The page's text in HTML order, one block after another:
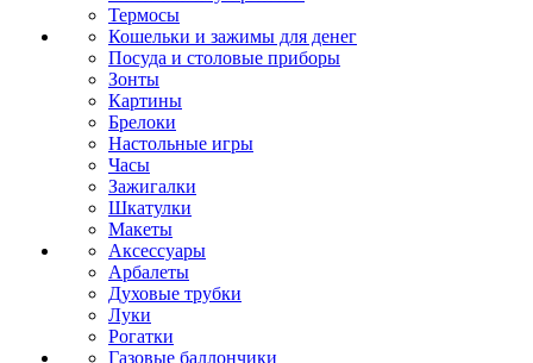
Термосы
Кошельки и зажимы для денег
Посуда и столовые приборы
Зонты
Картины
Брелоки
Настольные игры
Часы
Зажигалки
Шкатулки
Макеты
Аксессуары
Арбалеты
Духовые трубки
Луки
Рогатки
Газовые баллончики